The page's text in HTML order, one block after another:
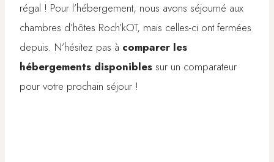
régal ! Pour l’hébergement, nous avons séjourné aux
chambres d’hôtes Roch’kOT, mais celles-ci ont fermées
depuis. N’hésitez pas à comparer les
hébergements disponibles sur un comparateur
pour votre prochain séjour !